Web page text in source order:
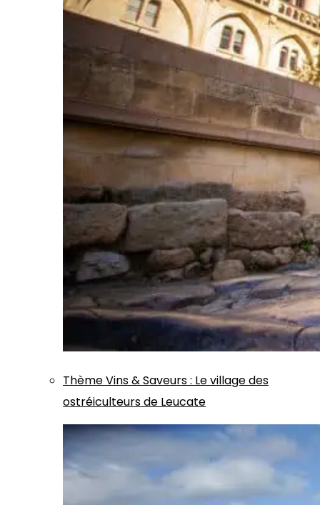
ThèmeVins & Saveurs: Le village des
ostréiculteurs de Leucate